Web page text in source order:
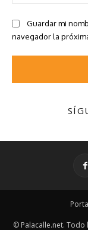
© Palacalle.net.